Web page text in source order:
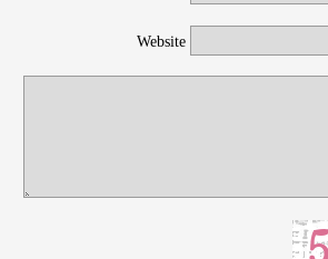
Website